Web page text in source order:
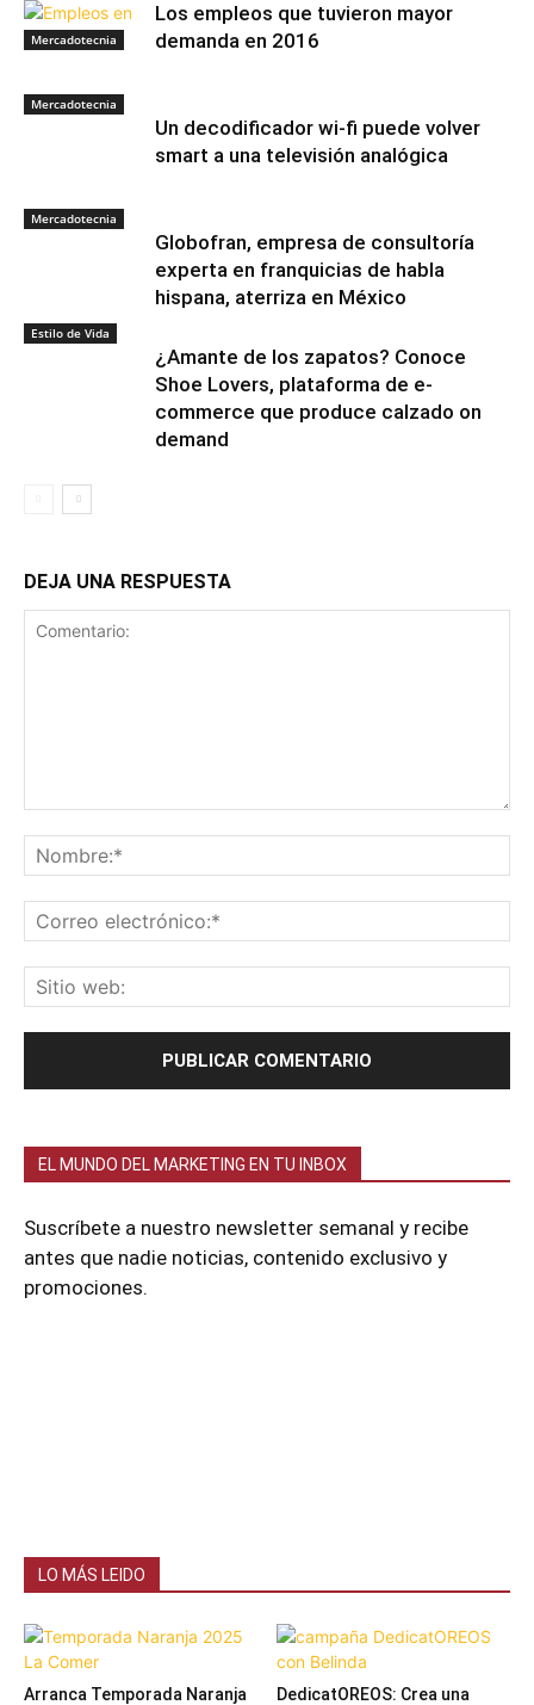
Mercadotecnia
Los empleos que tuvieron mayor
demanda en 2016
Mercadotecnia
Un decodificador wi-fi puede volver
smart a una televisión analógica
Mercadotecnia
Globofran, empresa de consultoría
experta en franquicias de habla
hispana, aterriza en México
Estilo de Vida
¿Amante de los zapatos? Conoce
Shoe Lovers, plataforma de e-
commerce que produce calzado on
demand
DEJA UNA RESPUESTA
EL MUNDO DEL MARKETING EN TU INBOX
Suscríbete a nuestro newsletter semanal y recibe
antes que nadie noticias, contenido exclusivo y
promociones.
LO MÁS LEIDO
Arranca Temporada Naranja
DedicatOREOS: Crea una